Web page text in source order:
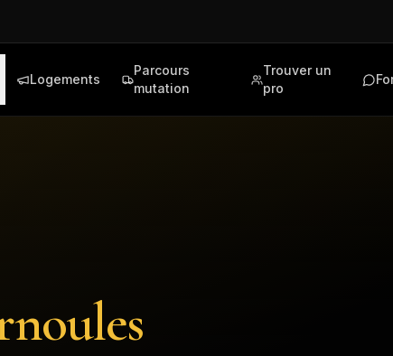
Logements
Parcours
mutation
Trouver un
pro